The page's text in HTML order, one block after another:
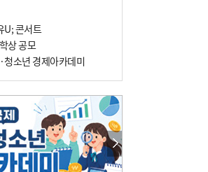
U; 콘서트
상 공모
청소년 경제아카데미